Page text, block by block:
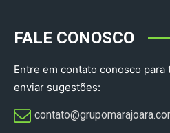
FALE CONOSCO
Entre em contato conosco para
enviar sugestões: